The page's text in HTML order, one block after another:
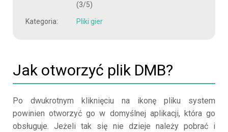
(3/5)
Kategoria: Pliki gier
Jak otworzyć plik DMB?
Po dwukrotnym kliknięciu na ikonę pliku system
powinien otworzyć go w domyślnej aplikacji, która go
obsługuje. Jeżeli tak się nie dzieje należy pobrać i